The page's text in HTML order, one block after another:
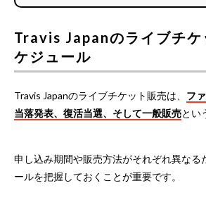
Travis Japanのライブチケ
ケジュール
Travis Japanのライブチケット販売は、 フ
当落発表、復活当選、そして一般販売とい
申し込み期間や販売方法がそれぞれ異なる
ールを把握しておくことが重要です。